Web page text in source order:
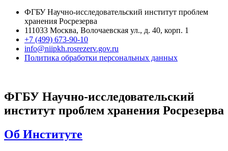
ФГБУ Научно-исследовательский институт проблем
хранения Росрезерва​
111033 Москва, Волочаевская ул., д. 40, корп. 1
+7 (499) 673-90-10
info@niipkh.rosrezerv.gov.ru
Политика обработки персональных данных
ФГБУ Научно-исследовательский
институт проблем хранения Росрезерва
Об Институте